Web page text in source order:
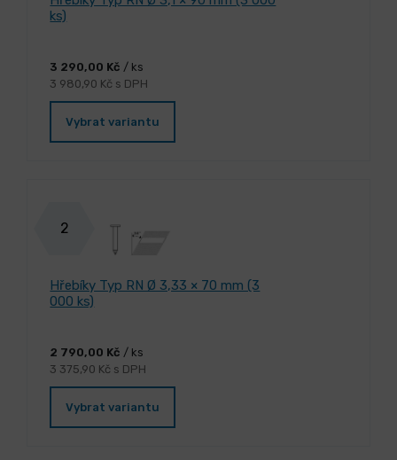
ks)
3 290,00 Kč / ks
3 980,90 Kč s DPH
Vybrat variantu
2
Hřebíky Typ RN Ø 3,33 × 70 mm (3
000 ks)
2 790,00 Kč / ks
3 375,90 Kč s DPH
Vybrat variantu